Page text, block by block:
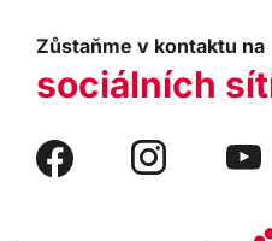
Zůstaňme v kontaktu na
sociálních